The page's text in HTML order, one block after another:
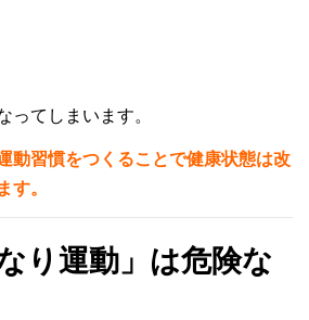
てしまいます。
動習慣をつくることで健康状態は改
。
り運動」は危険な